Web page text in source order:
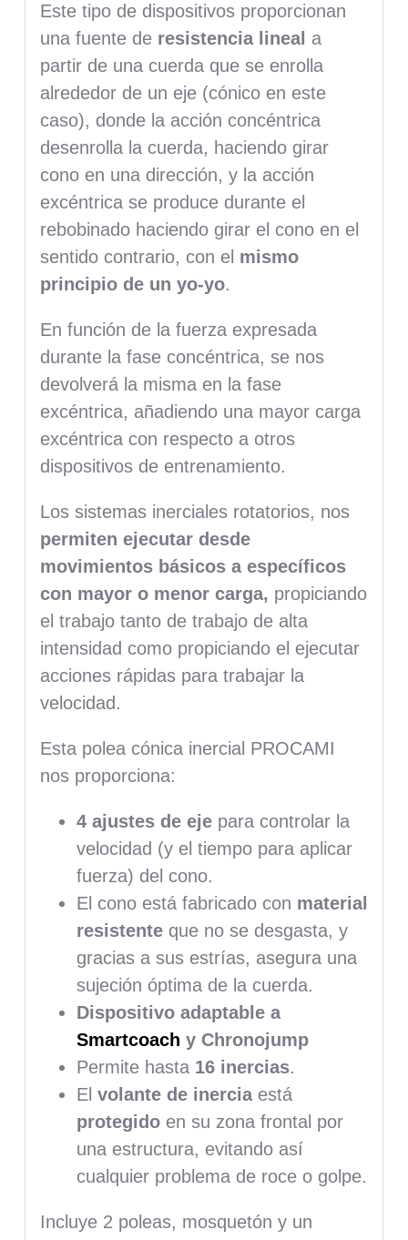
Este tipo de dispositivos proporcionan
una fuente de resistencia lineal a
partir de una cuerda que se enrolla
alrededor de un eje (cónico en este
caso), donde la acción concéntrica
desenrolla la cuerda, haciendo girar
cono en una dirección, y la acción
excéntrica se produce durante el
rebobinado haciendo girar el cono en el
sentido contrario, con el mismo
principio de un yo-yo.
En función de la fuerza expresada
durante la fase concéntrica, se nos
devolverá la misma en la fase
excéntrica, añadiendo una mayor carga
excéntrica con respecto a otros
dispositivos de entrenamiento.
Los sistemas inerciales rotatorios, nos
permiten ejecutar desde
movimientos básicos a específicos
con mayor o menor carga, propiciando
el trabajo tanto de trabajo de alta
intensidad como propiciando el ejecutar
acciones rápidas para trabajar la
velocidad.
Esta polea cónica inercial PROCAMI
nos proporciona:
4 ajustes de ejepara controlar la
velocidad (y el tiempo para aplicar
fuerza) del cono.
El cono está fabricado con material
resistenteque no se desgasta, y
gracias a sus estrías, asegura una
sujeción óptima de la cuerda.
Dispositivo adaptable a
Smartcoach y Chronojump
Permite hasta 16 inercias.
El volante de inerciaestá
protegidoen su zona frontal por
una estructura, evitando así
cualquier problema de roce o golpe.
Incluye 2 poleas, mosquetón y un